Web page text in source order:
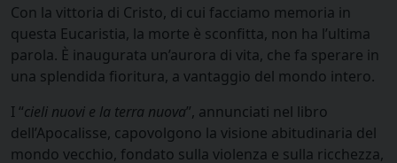
Con la vittoria di Cristo, di cui facciamo memoria in
questa Eucaristia, la morte è sconfitta, non ha l’ultima
parola. È inaugurata un’aurora di vita, che fa sperare in
una splendida fioritura, a vantaggio del mondo intero.
I “cieli nuovi e la terra nuova”, annunciati nel libro
dell’Apocalisse, capovolgono la visione abitudinaria del
mondo vecchio, fondato sulla violenza e sulla ricchezza,